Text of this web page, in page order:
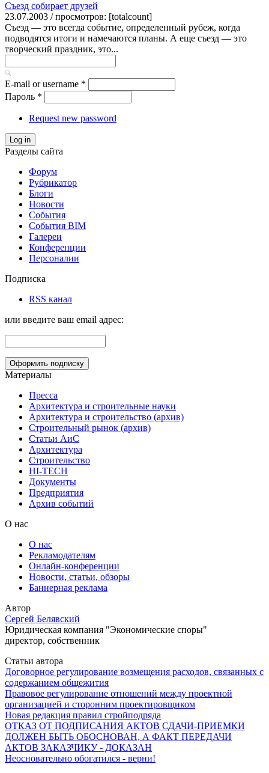
Съезд собирает друзей
23.07.2003 / просмотров: [totalcount]
Съезд — это всегда событие, определенный рубеж, когда
подводятся итоги и намечаются планы. А еще съезд — это
творческий праздник, это...
E-mail or username *
Пароль *
Request new password
Log in
Разделы сайта
Форум
Рубрикатор
Блоги
Новости
События
События BIM
Галереи
Конференции
Персоналии
Подписка
RSS канал
или введите ваш email адрес:
Материалы
Пресса
Архитектура и строительные науки
Архитектура и строительство (архив)
Строительный рынок (архив)
Статьи АиС
Архитектура
Строительство
HI-TECH
Документы
Предприятия
Архив событий
О нас
О нас
Рекламодателям
Онлайн-конференции
Новости, статьи, обзоры
Баннерная реклама
Автор
Сергей Белявский
Юридическая компания "Экономические споры"
директор, собственник
Статьи автора
Договорное регулирование возмещения расходов, связанных с
содержанием общежития
Правовое регулирование отношений между проектной
организацией и сторонним проектировщиком
Новая редакция правил стройподряда
ОТКАЗ ОТ ПОДПИСАНИЯ АКТОВ СДАЧИ-ПРИЕМКИ
ДОЛЖЕН БЫТЬ ОБОСНОВАН, А ФАКТ ПЕРЕДАЧИ
АКТОВ ЗАКАЗЧИКУ - ДОКАЗАН
Неосновательно обогатился - верни!